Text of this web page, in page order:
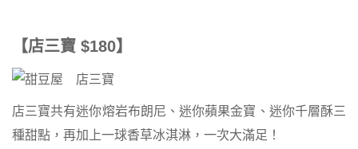
【店三寶 $180】
店三寶共有迷你熔岩布朗尼、迷你蘋果金寶、迷你千層酥三
種甜點，再加上一球香草冰淇淋，一次大滿足！